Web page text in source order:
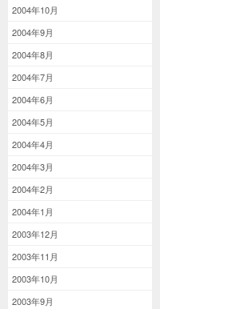
2004年10月
2004年9月
2004年8月
2004年7月
2004年6月
2004年5月
2004年4月
2004年3月
2004年2月
2004年1月
2003年12月
2003年11月
2003年10月
2003年9月